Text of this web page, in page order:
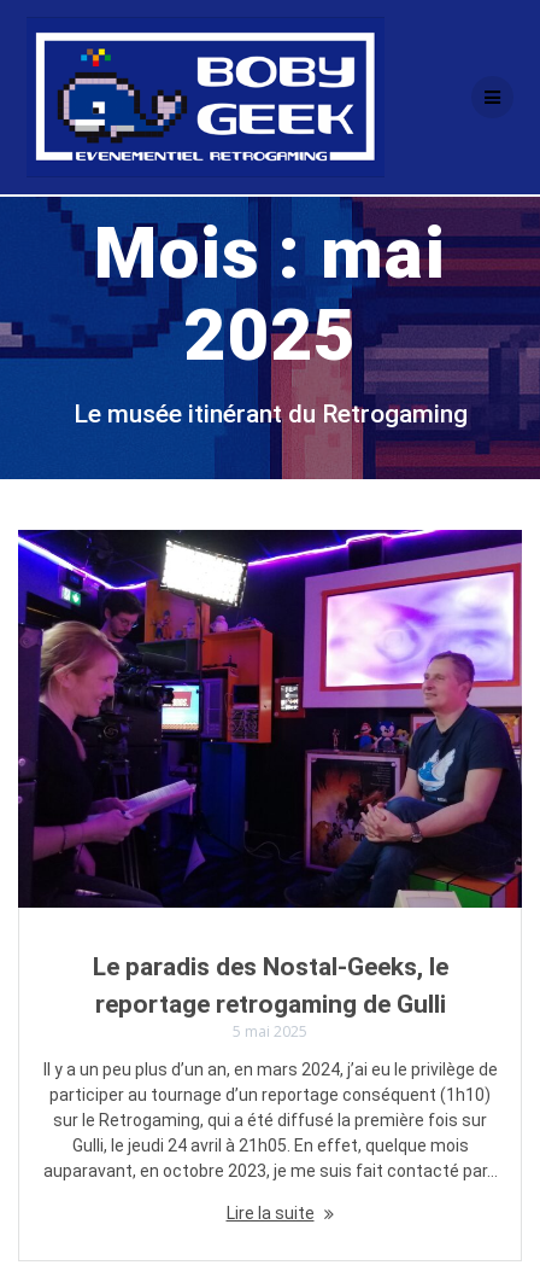
au
contenu
Mois :mai
2025
Le musée itinérant du Retrogaming
Le paradis des Nostal-Geeks, le
reportage retrogaming de Gulli
5 mai 2025
Il y a un peu plus d’un an, en mars 2024, j’ai eu le privilège de
participer au tournage d’un reportage conséquent (1h10)
sur le Retrogaming, qui a été diffusé la première fois sur
Gulli, le jeudi 24 avril à 21h05. En effet, quelque mois
auparavant, en octobre 2023, je me suis fait contacté par…
Lire la suite